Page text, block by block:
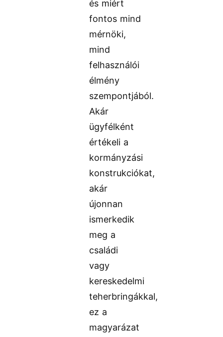
és miért
fontos mind
mérnöki,
mind
felhasználói
élmény
szempontjából.
Akár
ügyfélként
értékeli a
kormányzási
konstrukciókat,
akár
újonnan
ismerkedik
meg a
családi
vagy
kereskedelmi
teherbringákkal,
ez a
magyarázat